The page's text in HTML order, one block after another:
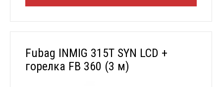
Fubag INMIG 315T SYN LCD +
горелка FB 360 (3 м)